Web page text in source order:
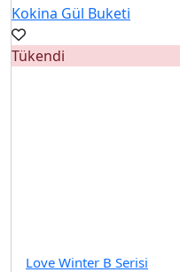
Tükendi
Love Winter B Serisi